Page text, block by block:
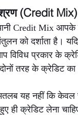
(Credit
Credit Mix आपके
को दर्शाता है।
विविध प्रकार के
तरह के क्रेडिट का
यह नहीं कि केवल
ही क्रेडिट लेना